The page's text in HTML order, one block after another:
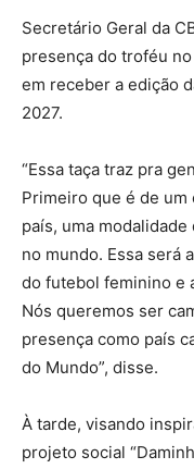
Secretário Geral da
presença do troféu
em receber a edição
2027.
“Essa taça traz pra
Primeiro que é de
país, uma
no mundo. Essa será
do futebol feminino e
Nós queremos ser
presença como país
do Mundo”, disse.
À tarde, visando
projeto social